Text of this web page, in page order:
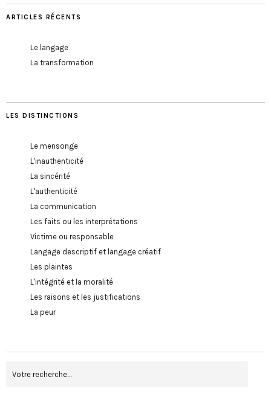
ARTICLES RÉCENTS
Le langage
La transformation
LES DISTINCTIONS
Le mensonge
L'inauthenticité
La sincérité
L'authenticité
La communication
Les faits ou les interprétations
Victime ou responsable
Langage descriptif et langage créatif
Les plaintes
L'intégrité et la moralité
Les raisons et les justifications
La peur